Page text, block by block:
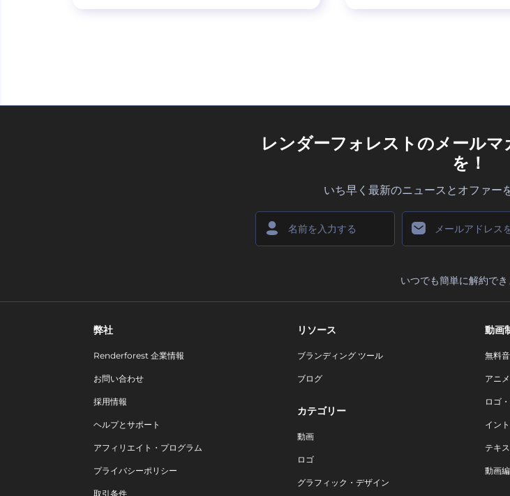
レンダーフォレストのメール
を！
いち早く最新のニュースとオファー
いつでも簡単に解約でき
弊社
Renderforest 企業情報
お問い合わせ
採用情報
ヘルプとサポート
アフィリエイト・プログラム
プライバシーポリシー
取引条件
リソース
ブランディング ツール
ブログ
カテゴリー
動画
ロゴ
グラフィック・デザイン
動画
無料
アニ
ロゴ
イン
テキ
動画